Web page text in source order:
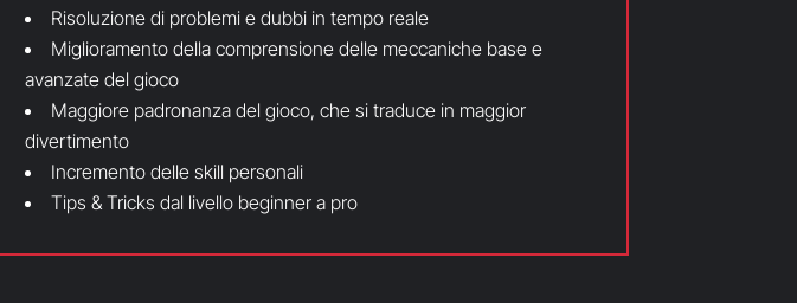
Risoluzione di problemi e dubbi in tempo reale
Miglioramento della comprensione delle meccaniche base e
avanzate del gioco
Maggiore padronanza del gioco, che si traduce in maggior
divertimento
Incremento delle skill personali
Tips & Tricks dal livello beginner a pro